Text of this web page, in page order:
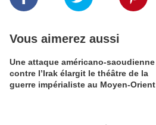
Vous aimerez aussi
Une attaque américano-saoudienne
contre l’Irak élargit le théâtre de la
guerre impérialiste au Moyen-Orient